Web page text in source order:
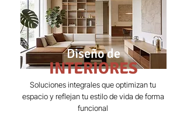
Soluciones integrales que optimizan tu
espacio y reflejan tu estilo de vida de forma
funcional
Diseño de
INTERIORES